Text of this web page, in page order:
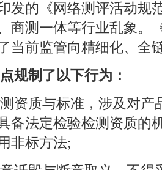
发的《网络测评活动规
商测一体等行业乱象。
当前监管向精细化、全
规制了以下行为：
资质与标准，涉及对产
备法定检验检测资质的
非标方法;